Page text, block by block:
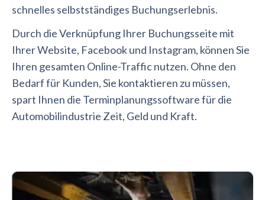
schnelles selbstständiges Buchungserlebnis.
Durch die Verknüpfung Ihrer Buchungsseite mit
Ihrer Website, Facebook und Instagram, können Sie
Ihren gesamten Online-Traffic nutzen. Ohne den
Bedarf für Kunden, Sie kontaktieren zu müssen,
spart Ihnen die Terminplanungssoftware für die
Automobilindustrie Zeit, Geld und Kraft.